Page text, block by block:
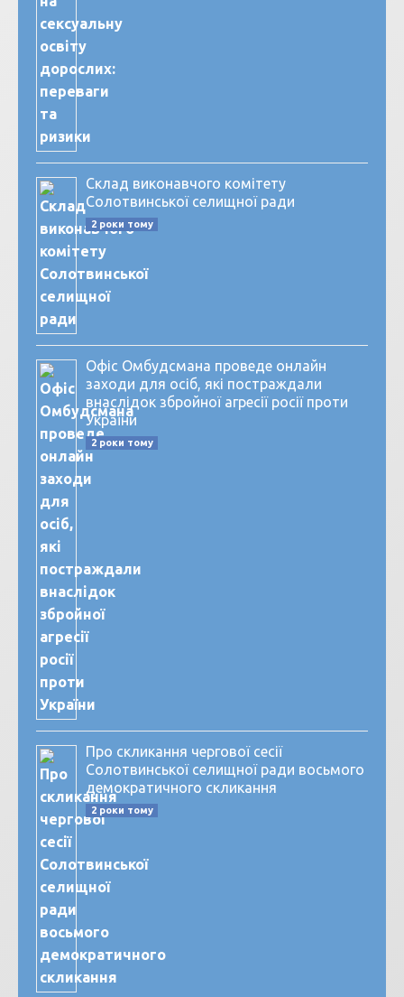
Склад виконавчого комітету
Солотвинської селищної ради
2 роки тому
Офіс Омбудсмана проведе онлайн
заходи для осіб, які постраждали
внаслідок збройної агресії росії проти
України
2 роки тому
Про скликання чергової сесії
Солотвинської селищної ради восьмого
демократичного скликання
2 роки тому